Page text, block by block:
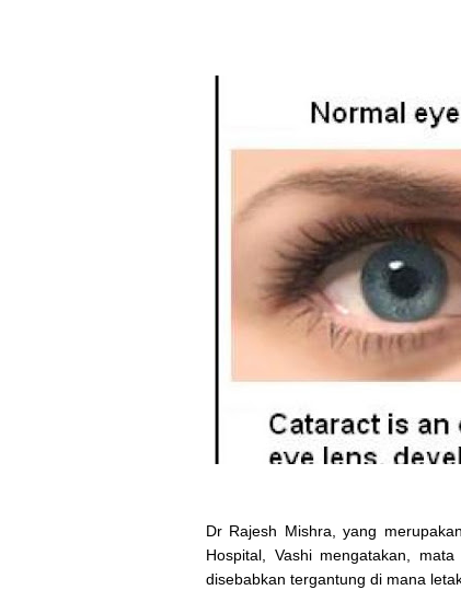
Dr Rajesh Mishra, yang
Hospital, Vashi mengatakan,
disebabkan tergantung di mana